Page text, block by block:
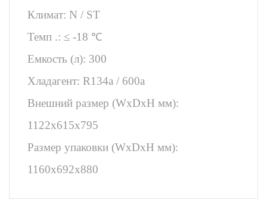
Климат: N / ST
Темп .: ≤ -18 ℃
Емкость (л): 300
Хладагент: R134a / 600a
Внешний размер (WxDxH мм):
1122x615x795
Размер упаковки (WxDxH мм):
1160x692x880